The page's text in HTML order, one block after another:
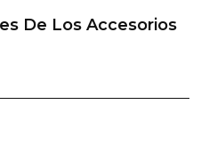
De Los Accesorios